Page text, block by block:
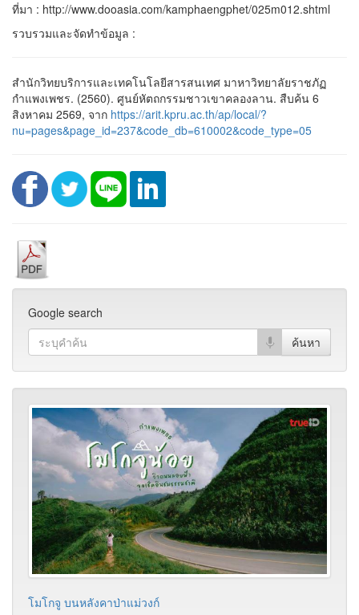
ที่มา : http://www.dooasia.com/kamphaengphet/025m012.shtml
รวบรวมและจัดทำข้อมูล :
สำนักวิทยบริการและเทคโนโลยีสารสนเทศ มาหาวิทยาลัยราชภัฏ
กำแพงเพชร. (2560). ศูนย์หัตถกรรมชาวเขาคลองลาน. สืบค้น 6
สิงหาคม 2569, จาก https://arit.kpru.ac.th/ap/local/?
nu=pages&page_id=237&code_db=610002&code_type=05
Google search
โมโกจู บนหลังคาป่าแม่วงก์